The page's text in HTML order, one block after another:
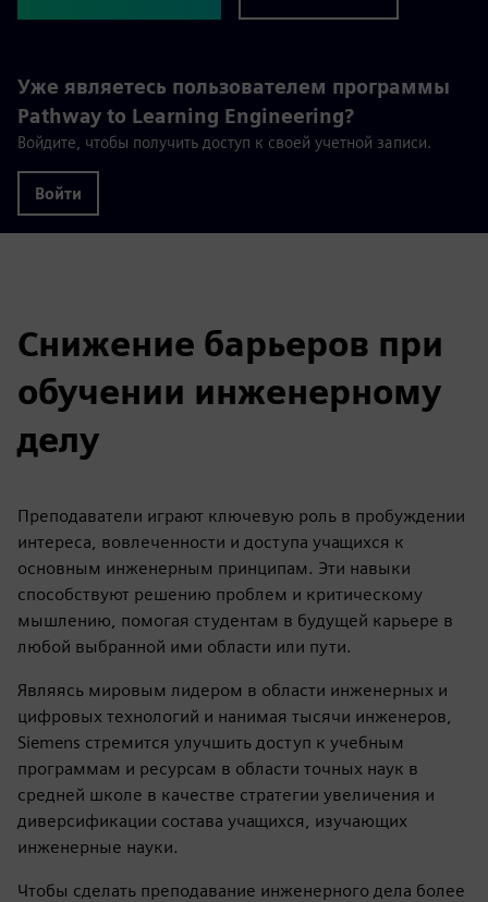
Уже являетесь пользователем программы
Pathway to Learning Engineering?
Войдите, чтобы получить доступ к своей учетной записи.
Войти
Снижение барьеров при
обучении инженерному
делу
Преподаватели играют ключевую роль в пробуждении
интереса, вовлеченности и доступа учащихся к
основным инженерным принципам. Эти навыки
способствуют решению проблем и критическому
мышлению, помогая студентам в будущей карьере в
любой выбранной ими области или пути.
Являясь мировым лидером в области инженерных и
цифровых технологий и нанимая тысячи инженеров,
Siemens стремится улучшить доступ к учебным
программам и ресурсам в области точных наук в
средней школе в качестве стратегии увеличения и
диверсификации состава учащихся, изучающих
инженерные науки.
Чтобы сделать преподавание инженерного дела более